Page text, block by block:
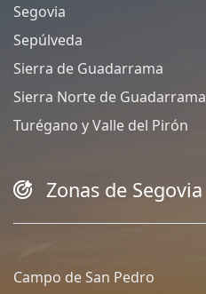
Segovia
Sepúlveda
Sierra de Guadarrama
Sierra Norte de Guadarrama
Turégano y Valle del Pirón
Zonas de Segovia
Campo de San Pedro